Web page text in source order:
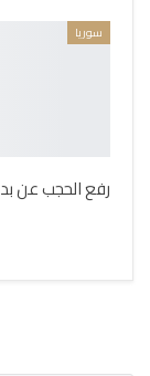
سوريا
رفع الحجب عن